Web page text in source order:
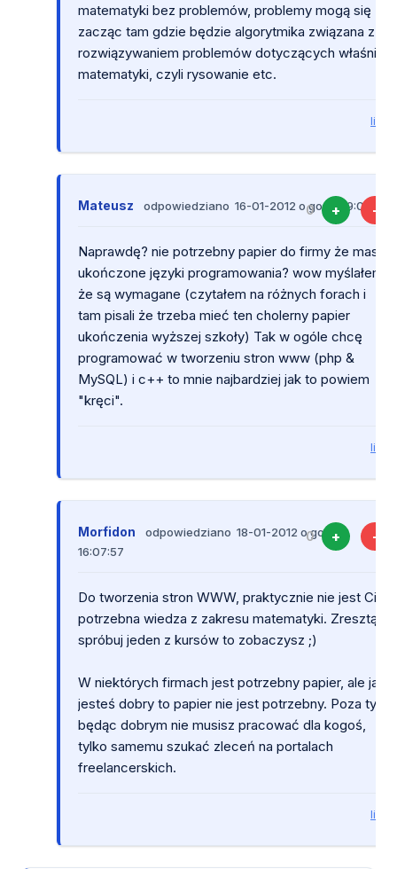
matematyki bez problemów, problemy mogą się
zacząc tam gdzie będzie algorytmika związana z
rozwiązywaniem problemów dotyczących właśnie
matematyki, czyli rysowanie etc.
link
Mateusz odpowiedziano 16-01-2012 o godz. 19:05:36
0 + -
Naprawdę? nie potrzebny papier do firmy że masz
ukończone języki programowania? wow myślałem
że są wymagane (czytałem na różnych forach i
tam pisali że trzeba mieć ten cholerny papier
ukończenia wyższej szkoły) Tak w ogóle chcę
programować w tworzeniu stron www (php &
MySQL) i c++ to mnie najbardziej jak to powiem
"kręci".
link
Morfidon
odpowiedziano 18-01-2012 o godz.
16:07:57
0 + -
Do tworzenia stron WWW, praktycznie nie jest Ci
potrzebna wiedza z zakresu matematyki. Zresztą
spróbuj jeden z kursów to zobaczysz ;)
W niektórych firmach jest potrzebny papier, ale jak
jesteś dobry to papier nie jest potrzebny. Poza tym
będąc dobrym nie musisz pracować dla kogoś,
tylko samemu szukać zleceń na portalach
freelancerskich.
link